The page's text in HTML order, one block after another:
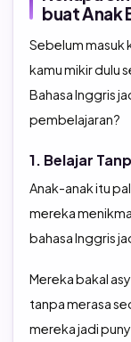
buat Anak
Sebelum masuk
kamu mikir dulu
Bahasa Inggris
pembelajaran?
1. Belajar
Anak-anak itu
mereka
bahasa Inggris
Mereka bakal
tanpa merasa
mereka jadi